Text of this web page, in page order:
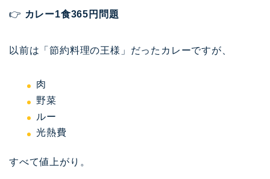
👉 カレー1食365円問題
以前は「節約料理の王様」だったカレーですが、
肉
野菜
ルー
光熱費
すべて値上がり。